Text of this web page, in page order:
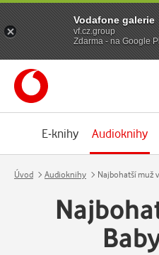
E-knihy Audioknihy
Úvod Audioknihy Najbohatší muž
Vodafone galerie
vf.cz.group
Zdarma - na Google